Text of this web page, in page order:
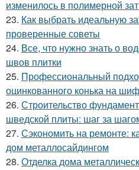
изменилось в полимерной
23. Как выбрать идеальную
проверенные советы
24. Все, что нужно знать о
швов плитки
25. Профессиональный
оцинкованного конька на
26. Строительство
шведской плиты: шаг за
27. Сэкономить на ремонте:
дом металлосайдингом
28. Отделка дома